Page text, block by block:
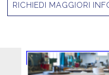
RICHIEDI MAGGIORI